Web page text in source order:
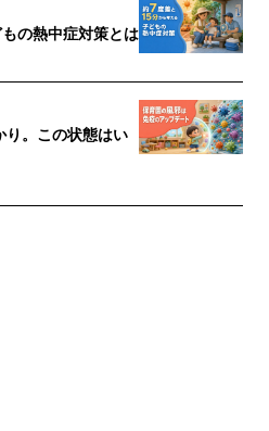
の熱中症対策とは
り。この状態はい
どもの足が強く